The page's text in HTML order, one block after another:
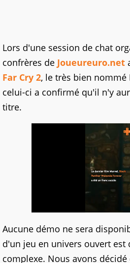
Lors d'une session de chat
confrères de Joueureuro.net
Far Cry 2, le très bien nommé
celui-ci a confirmé qu'il n'y
titre.
Aucune démo ne sera
d'un jeu en univers ouvert est
complexe. Nous avons